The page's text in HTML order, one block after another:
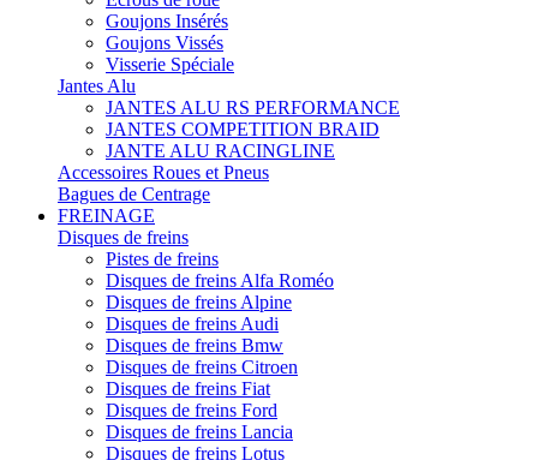
Goujons Insérés
Goujons Vissés
Visserie Spéciale
Jantes Alu
JANTES ALU RS PERFORMANCE
JANTES COMPETITION BRAID
JANTE ALU RACINGLINE
Accessoires Roues et Pneus
Bagues de Centrage
FREINAGE
Disques de freins
Pistes de freins
Disques de freins Alfa Roméo
Disques de freins Alpine
Disques de freins Audi
Disques de freins Bmw
Disques de freins Citroen
Disques de freins Fiat
Disques de freins Ford
Disques de freins Lancia
Disques de freins Lotus